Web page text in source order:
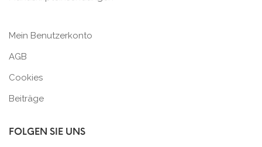
Mein Benutzerkonto
AGB
Cookies
Beiträge
FOLGEN SIE UNS